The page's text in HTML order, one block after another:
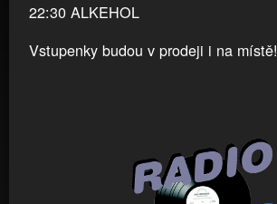
22:30 ALKEHOL
Vstupenky budou v prodeji i na místě!